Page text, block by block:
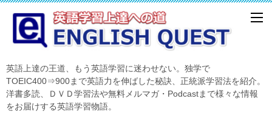
英語上達の王道、もう英語学習に迷わせない。独学で
TOEIC400⇒900まで英語力を伸ばした秘訣、正統派学習法を紹介。
洋書多読、ＤＶＤ学習法や無料メルマガ・Podcastまで様々な情報
をお届けする英語学習物語。